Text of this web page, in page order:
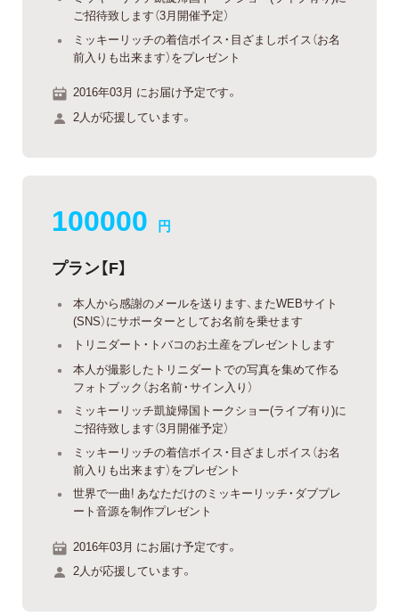
ご招待致します（3月開催予定）
ミッキーリッチの着信ボイス・目ざましボイス（お名
前入りも出来ます）をプレゼント
2016年03月 にお届け予定です。
2人が応援しています。
100000 円
プラン【F】
本人から感謝のメールを送ります、またWEBサイト
(SNS）にサポーターとしてお名前を乗せます
トリニダート・トバコのお土産をプレゼントします
本人が撮影したトリニダートでの写真を集めて作る
フォトブック（お名前・サイン入り）
ミッキーリッチ凱旋帰国トークショー(ライブ有り)に
ご招待致します（3月開催予定）
ミッキーリッチの着信ボイス・目ざましボイス（お名
前入りも出来ます）をプレゼント
世界で一曲! あなただけのミッキーリッチ・ダブプレ
ート音源を制作プレゼント
2016年03月 にお届け予定です。
2人が応援しています。